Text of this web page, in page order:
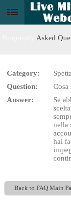
Asked
Category:
Question:
Cosa
Answer:
Se
nella
hai
Back to FAQ Main